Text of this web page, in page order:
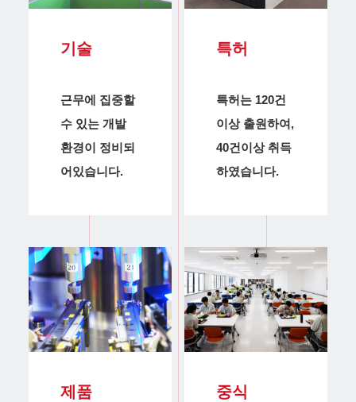
기술
근무에 집중할
수 있는 개발
환경이 정비되
어있습니다.
특허
특허는 120건
이상 출원하여,
40건이상 취득
하였습니다.
제품 중식